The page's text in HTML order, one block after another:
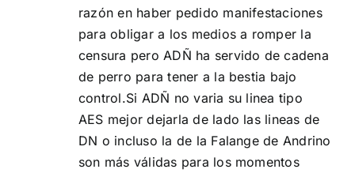
razón en haber pedido manifestaciones
para obligar a los medios a romper la
censura pero ADÑ ha servido de cadena
de perro para tener a la bestia bajo
control.Si ADÑ no varia su linea tipo
AES mejor dejarla de lado las lineas de
DN o incluso la de la Falange de Andrino
son más válidas para los momentos